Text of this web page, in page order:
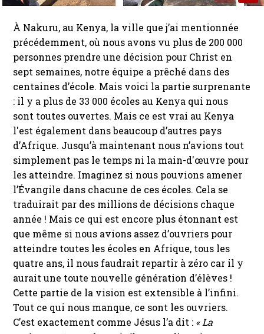
À Nakuru, au Kenya, la ville que j’ai mentionnée
précédemment, où nous avons vu plus de 200 000
personnes prendre une décision pour Christ en
sept semaines, notre équipe a prêché dans des
centaines d’école. Mais voici la partie surprenante
: il y a plus de 33 000 écoles au Kenya qui nous
sont toutes ouvertes. Mais ce est vrai au Kenya
l'est également dans beaucoup d’autres pays
d’Afrique. Jusqu’à maintenant nous n’avions tout
simplement pas le temps ni la main-d'œuvre pour
les atteindre. Imaginez si nous pouvions amener
l’Évangile dans chacune de ces écoles. Cela se
traduirait par des millions de décisions chaque
année ! Mais ce qui est encore plus étonnant est
que même si nous avions assez d’ouvriers pour
atteindre toutes les écoles en Afrique, tous les
quatre ans, il nous faudrait repartir à zéro car il y
aurait une toute nouvelle génération d’élèves !
Cette partie de la vision est extensible à l’infini.
Tout ce qui nous manque, ce sont les ouvriers.
C’est exactement comme Jésus l’a dit : « La